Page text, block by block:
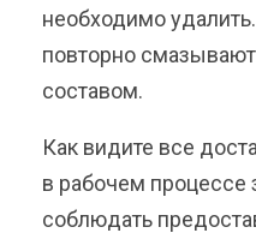
необходимо
повторно
составом.
Как видите все
в рабочем процессе
соблюдать